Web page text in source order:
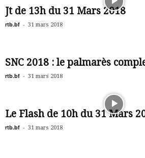
Jt de 13h du 31 Mars 2018
rtb.bf - 31 mars 2018
SNC 2018 : le palmarès
rtb.bf - 31 mars 2018
Le Flash de 10h du 31 Mars
rtb.bf - 31 mars 2018